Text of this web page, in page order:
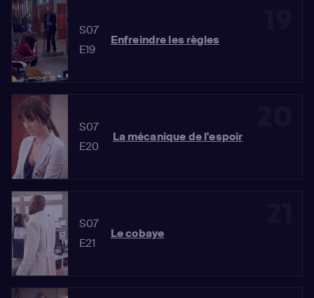
S07
E19
Enfreindre les règles
S07
E20
La mécanique de l'espoir
S07
E21
Le cobaye